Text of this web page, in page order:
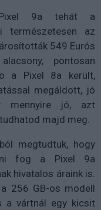
9a tehát a
természetesen az
549 Eurós
pontosan
a Pixel 8a került,
megáldott, jó
mennyire jó, azt
majd meg.
megtudtuk, hogy
fog a Pixel 9a
hivatalos áraink is.
256 GB-os modell
a vártnál egy kicsit